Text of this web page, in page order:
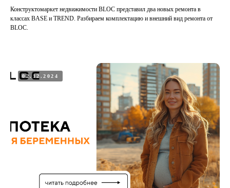
Конструктомаркет недвижимости BLOC представил два новых ремонта в
классах BASE и TREND. Разбираем комплектацию и внешний вид ремонта от
BLOC.
02.12.2024